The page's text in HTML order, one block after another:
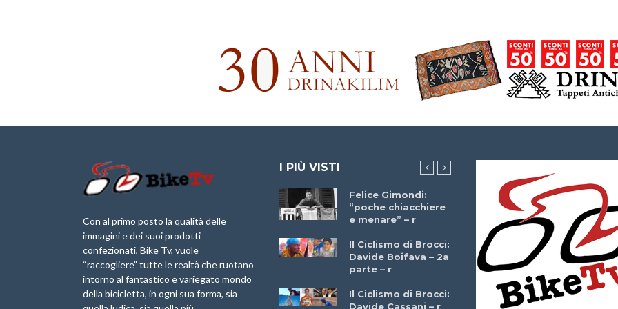
Con al primo posto la qualità delle
immagini e dei suoi prodotti
confezionati, Bike Tv, vuole
“raccogliere” tutte le realtà che ruotano
intorno al fantastico e variegato mondo
della bicicletta, in ogni sua forma, sia
I PIÙ VISTI
Briko Torino – 11
Maggio 2025 – r
Marathon 2025”
Borghi&Castelli” –
Anteprima
1a Edizione
Granfondo
Felice Gimondi:
“poche chiacchiere
e menare” – r
Il Ciclismo di Brocci:
Davide Boifava – 2a
parte – r
Il Ciclismo di Brocci:
Davide Cassani – r
Brocci Incontra
Giuseppe Martinelli
– r
Che cos’è il
triathlon? Con
Simone Diamantini
– r